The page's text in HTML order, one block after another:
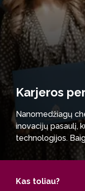
Karjeros
Nanomedžiagų
inovacijų pasaulį,
technologijos.
technologijų
Conversion,
centre ir kitose.
Kas toliau?